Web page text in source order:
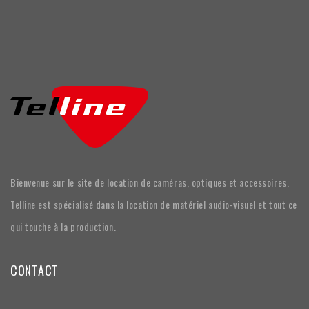
Bienvenue sur le site de location de caméras, optiques et accessoires.
Telline est spécialisé dans la location de matériel audio-visuel et tout ce
qui touche à la production.
CONTACT